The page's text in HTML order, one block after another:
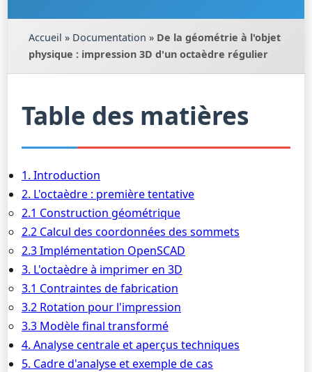
Accueil » Documentation » De la géométrie à l'objet
physique : impression 3D d'un octaèdre régulier
Table des matières
1. Introduction
2. L'octaèdre : première tentative
2.1 Construction géométrique
2.2 Calcul des coordonnées des sommets
2.3 Implémentation OpenSCAD
3. L'octaèdre à imprimer en 3D
3.1 Contraintes de fabrication
3.2 Rotation pour l'impression
3.3 Modèle final transformé
4. Analyse centrale et aperçus techniques
5. Cadre d'analyse et exemple de cas